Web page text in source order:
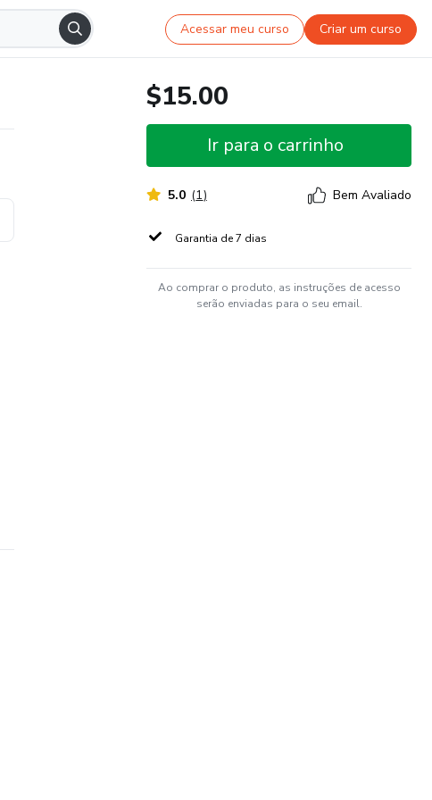
Acessar meu curso Criar um curso
$15.00
Ir para o carrinho
5.0 (1) Bem Avaliado
Garantia de 7 dias
Ao comprar o produto, as instruções de acesso
serão enviadas para o seu email.